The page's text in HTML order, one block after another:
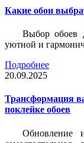
Какие обои
Выбор обоев
уютной и
Подробнее
20.09.2025
Трансформация
поклейке обоев
Обновление